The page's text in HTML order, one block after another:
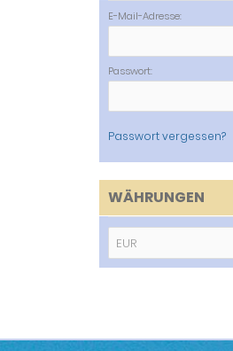
E-Mail-Adresse:
Passwort:
Passwort vergessen?
WÄHRUNGEN
EUR